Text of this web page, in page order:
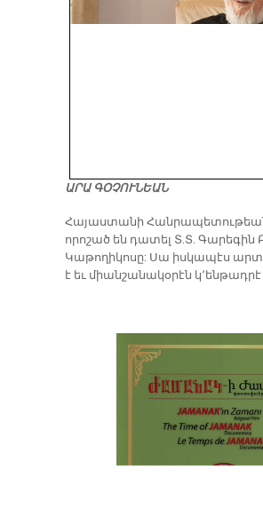
ԱՐԱ ԳՕՉՈՒՆԵԱՆ
​Հայաստանի Հանրապետութեան
որոշած են դատել Տ.Տ. Գարեգին
Կաթողիկոսը: Սա իսկապէս
է եւ միանշանակօրէն